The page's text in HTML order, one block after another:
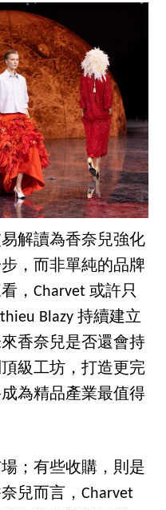
解讀為香奈兒強化
，而非單純的品牌
，Charvet 或許只
Blazy 持續建立
香奈兒是否還會持
級工坊，打造更完
為精品產業最值得
；有些收購，則是
兒而言，Charvet